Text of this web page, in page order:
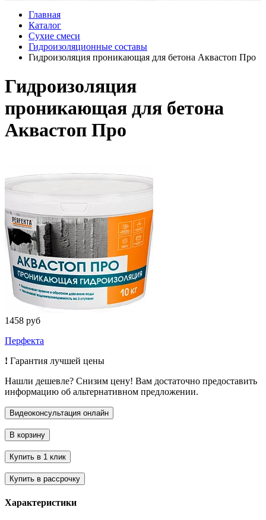
Главная
Каталог
Сухие смеси
Гидроизоляционные составы
Гидроизоляция проникающая для бетона Аквастоп Про
Гидроизоляция
проникающая для бетона
Аквастоп Про
1458 руб
Перфекта
! Гарантия лучшей цены
Нашли дешевле? Снизим цену! Вам достаточно предоставить
информацию об альтернативном предложении.
Характеристики